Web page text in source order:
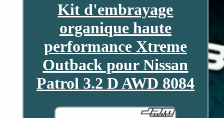
Kit d'embrayage
organique haute
performance Xtreme
Outback pour Nissan
Patrol 3.2 D AWD 8084